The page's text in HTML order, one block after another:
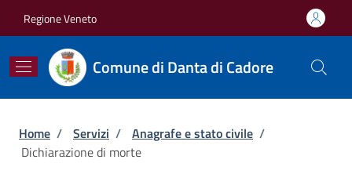
Regione Veneto
Comune di Danta di Cadore
Briciole di pane
Home / Servizi / Anagrafe e stato civile /
Dichiarazione di morte